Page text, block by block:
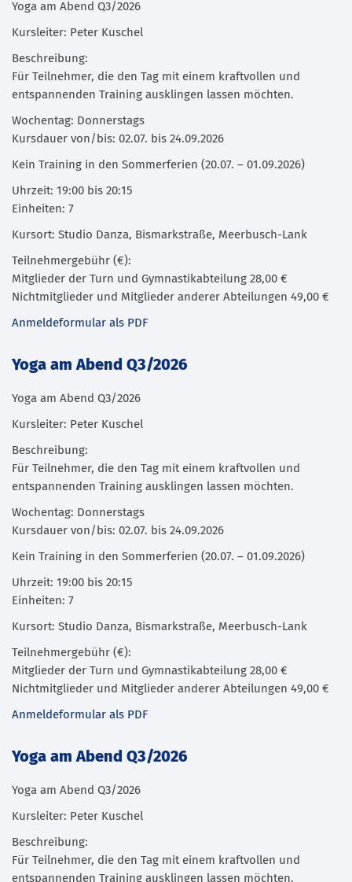
Yoga am Abend Q3/2026
Kursleiter: Peter Kuschel
Beschreibung:
Für Teilnehmer, die den Tag mit einem kraftvollen und
entspannenden Training ausklingen lassen möchten.
Wochentag: Donnerstags
Kursdauer von/bis: 02.07. bis 24.09.2026
Kein Training in den Sommerferien (20.07. – 01.09.2026)
Uhrzeit: 19:00 bis 20:15
Einheiten: 7
Kursort: Studio Danza, Bismarkstraße, Meerbusch-Lank
Teilnehmergebühr (€):
Mitglieder der Turn und Gymnastikabteilung 28,00 €
Nichtmitglieder und Mitglieder anderer Abteilungen 49,00 €
Anmeldeformular als PDF
Yoga am Abend Q3/2026
Yoga am Abend Q3/2026
Kursleiter: Peter Kuschel
Beschreibung:
Für Teilnehmer, die den Tag mit einem kraftvollen und
entspannenden Training ausklingen lassen möchten.
Wochentag: Donnerstags
Kursdauer von/bis: 02.07. bis 24.09.2026
Kein Training in den Sommerferien (20.07. – 01.09.2026)
Uhrzeit: 19:00 bis 20:15
Einheiten: 7
Kursort: Studio Danza, Bismarkstraße, Meerbusch-Lank
Teilnehmergebühr (€):
Mitglieder der Turn und Gymnastikabteilung 28,00 €
Nichtmitglieder und Mitglieder anderer Abteilungen 49,00 €
Anmeldeformular als PDF
Yoga am Abend Q3/2026
Yoga am Abend Q3/2026
Kursleiter: Peter Kuschel
Beschreibung:
Für Teilnehmer, die den Tag mit einem kraftvollen und
entspannenden Training ausklingen lassen möchten.